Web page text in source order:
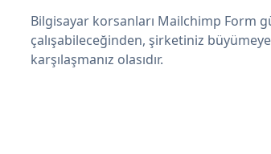
Bilgisayar korsanları Mailchimp Form
çalışabileceğinden, şirketiniz
karşılaşmanız olasıdır.